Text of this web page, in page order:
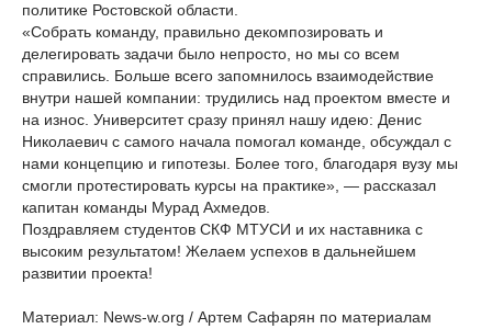
политике Ростовской области.
«Собрать команду, правильно декомпозировать и
делегировать задачи было непросто, но мы со всем
справились. Больше всего запомнилось взаимодействие
внутри нашей компании: трудились над проектом вместе и
на износ. Университет сразу принял нашу идею: Денис
Николаевич с самого начала помогал команде, обсуждал с
нами концепцию и гипотезы. Более того, благодаря вузу мы
смогли протестировать курсы на практике», — рассказал
капитан команды Мурад Ахмедов.
Поздравляем студентов СКФ МТУСИ и их наставника с
высоким результатом! Желаем успехов в дальнейшем
развитии проекта!
Материал: News-w.org / Артем Сафарян по материалам